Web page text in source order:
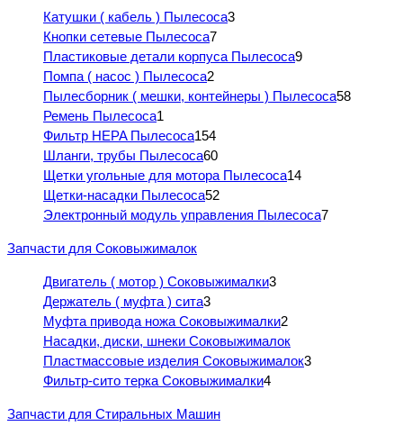
Катушки ( кабель ) Пылесоса3
Кнопки сетевые Пылесоса7
Пластиковые детали корпуса Пылесоса9
Помпа ( насос ) Пылесоса2
Пылесборник ( мешки, контейнеры ) Пылесоса58
Ремень Пылесоса1
Фильтр HEPA Пылесоса154
Шланги, трубы Пылесоса60
Щетки угольные для мотора Пылесоса14
Щетки-насадки Пылесоса52
Электронный модуль управления Пылесоса7
Запчасти для Соковыжималок
Двигатель ( мотор ) Соковыжималки3
Держатель ( муфта ) сита3
Муфта привода ножа Соковыжималки2
Насадки, диски, шнеки Соковыжималок
Пластмассовые изделия Соковыжималок3
Фильтр-сито терка Соковыжималки4
Запчасти для Стиральных Машин